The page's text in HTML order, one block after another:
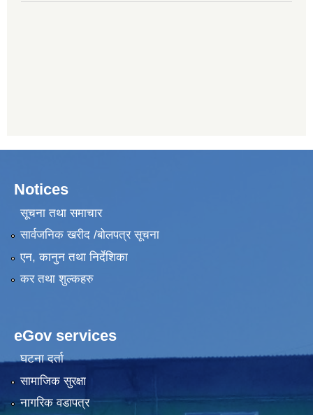
Notices
सूचना तथा समाचार
सार्वजनिक खरीद /बोलपत्र सूचना
एन, कानुन तथा निर्देशिका
कर तथा शुल्कहरु
eGov services
घटना दर्ता
सामाजिक सुरक्षा
नागरिक वडापत्र